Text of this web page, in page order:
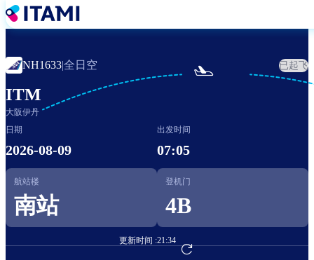
跳
转
主
要
容
NH1633|全日空 已起飞
ITM
大阪伊丹

日期
2026-08-09
出发时间
07:05
航站楼
南站
登机门
4B
更新时间 :21:34
前往航班预订